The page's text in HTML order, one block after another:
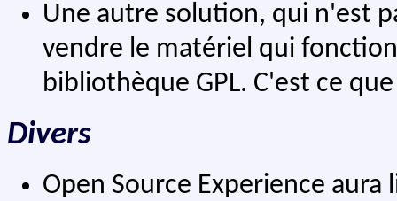
Une autre solution, qui n'est
vendre le matériel qui
bibliothèque GPL. C'est ce
Divers
Open Source Experience